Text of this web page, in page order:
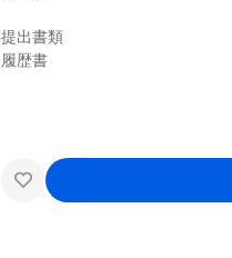
提出書類
履歴書